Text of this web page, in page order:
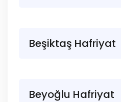
Beşiktaş Hafriyat
Beyoğlu Hafriyat